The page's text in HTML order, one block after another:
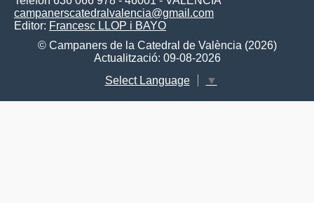
campanerscatedralvalencia@gmail.com
Editor: Francesc LLOP i BAYO
© Campaners de la Catedral de València (2026)
Actualització: 09-08-2026
Select Language
▼